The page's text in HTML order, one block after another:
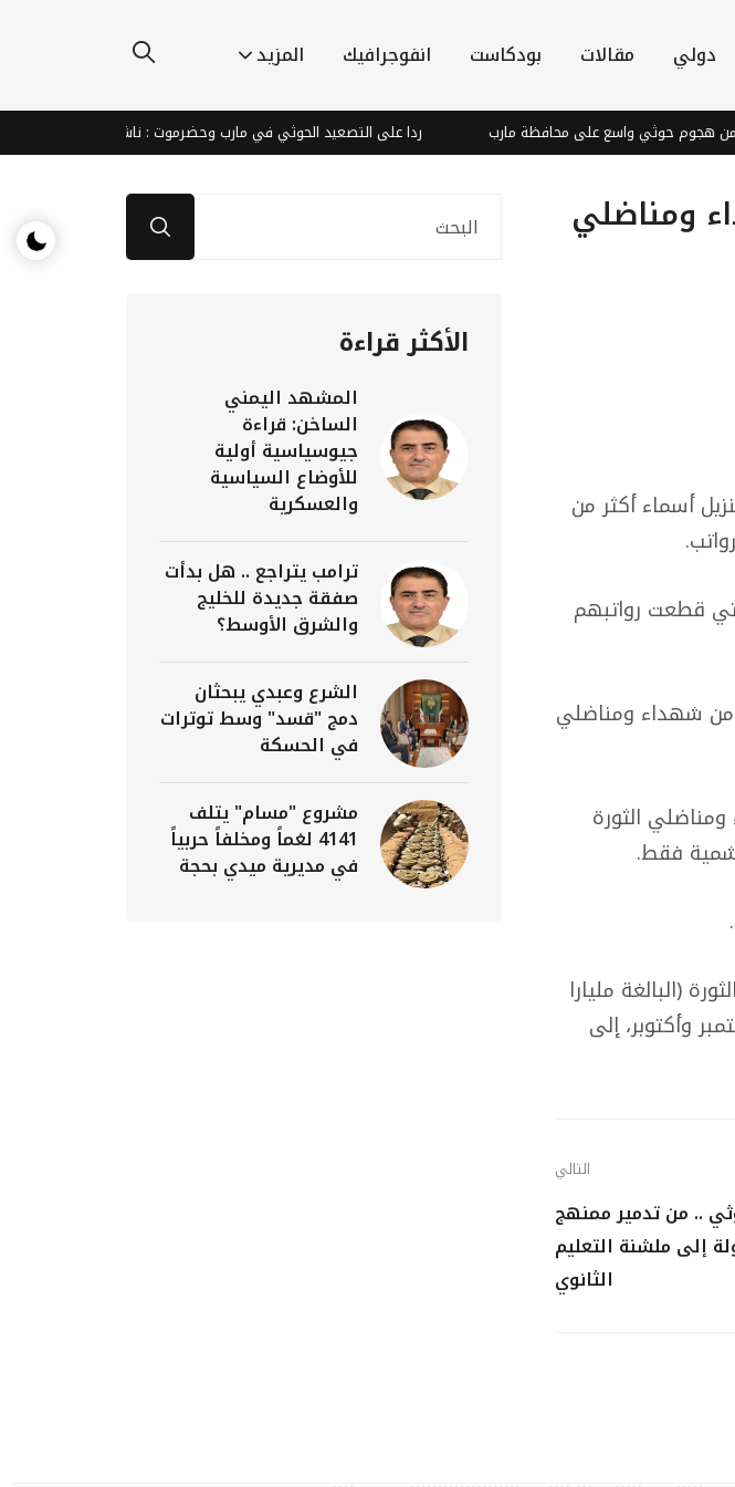
دولي مقالات بودكاست انفوجرافيك المزيد
حوثي واسع على محافظة مارب ردا على التصعيد الحوثي في مارب وحضرموت : ناشطون يطالبون الشرعية
من شهداء ومناضلي
أسماء أكثر من
قطعت رواتبهم
وأوضحت المصادر أن عصابة الحوثي أقدمت على تنزيل رواتب 33 ألفا و282 من شهداء ومناضلي
الثورة
فقط.
(البالغة مليارا
وأكتوبر، إلى
التالي
.. من تدمير ممنهج
إلى ملشنة التعليم
الثانوي
الأكثر قراءة
المشهد اليمني
الساخن: قراءة
جيوسياسية أولية
للأوضاع السياسية
والعسكرية
ترامب يتراجع .. هل بدأت
صفقة جديدة للخليج
والشرق الأوسط؟
الشرع وعبدي يبحثان
دمج "قسد" وسط توترات
في الحسكة
مشروع "مسام" يتلف
4141 لغماً ومخلفاً حربياً
في مديرية ميدي بحجة